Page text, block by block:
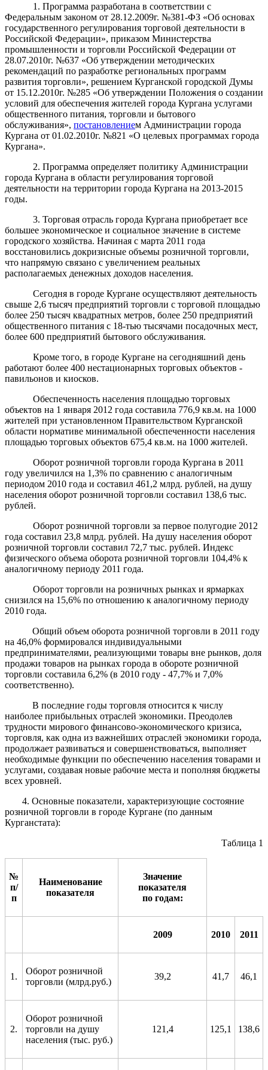
1. Программа разработана в соответствии с
Федеральным законом от 28.12.2009г. №381-ФЗ «Об основах
государственного регулирования торговой деятельности в
Российской Федерации», приказом Министерства
промышленности и торговли Российской Федерации от
28.07.2010г. №637 «Об утверждении методических
рекомендаций по разработке региональных программ
развития торговли», решением Курганской городской Думы
от 15.12.2010г. №285 «Об утверждении Положения о создании
условий для обеспечения жителей города Кургана услугами
общественного питания, торговли и бытового
обслуживания», постановлением Администрации города
Кургана от 01.02.2010г. №821 «О целевых программах города
Кургана».
2.Программаопределяет политику Администрации
города Кургана в области регулирования торговой
деятельности на территории города Кургана на 2013-201 5
годы.
3. Торговая отрасль города Кургана приобретает все
большее экономическое и социальное значение в системе
городского хозяйства. Начиная с марта 2011 года
восстановились докризисные объемы розничной торговли,
что напрямую связано с увеличением реальных
располагаемых денежных доходов населения.
Сегодня в городе Кургане осуществляют деятельность
свыше 2,6 тысяч предприятий торговли с торговой площадью
более 250 тысяч квадратных метров, более 250 предприятий
общественного питания с 18-тью тысячами посадочных мест,
более 600 предприятий бытового обслуживания.
Кроме того, в городе Кургане на сегодняшний день
работают более 400 нестационарных торговых объектов -
павильонов и киосков.
Обеспеченность населения площадью торговых
объектов на 1 января 2012 года составила 776,9 кв.м. на 1000
жителей при установленном Правительством Курганской
области нормативе минимальной обеспеченности населения
площадью торговых объектов 675,4 кв.м. на 1000 жителей.
Оборот розничной торговли города Кургана в 2011
году увеличился на 1,3% по сравнению с аналогичным
периодом 2010 года и составил 461,2 млрд. рублей, на душу
населения оборот розничной торговли составил 138,6 тыс.
рублей.
Оборот розничной торговли за первое полугодие 2012
года составил 23,8 млрд. рублей. На душу населения оборот
розничной торговли составил 72,7 тыс. рублей. Индекс
физического объема оборота розничной торговли 104,4% к
аналогичному периоду 2011 года.
Оборот торговли на розничных рынках и ярмарках
снизился на 15,6% по отношению к аналогичному периоду
2010 года.
Общий объем оборота розничной торговли в 2011 году
на 46,0% формировался индивидуальными
предпринимателями, реализующими товары вне рынков, доля
продажи товаров на рынках города в обороте розничной
торговли составила 6,2% (в 2010 году - 47,7% и 7,0%
соответственно).
В последние годы торговля относится к числу
наиболее прибыльных отраслей экономики. Преодолев
трудности мирового финансово-экономического кризиса,
торговля, как одна из важнейших отраслей экономики города,
продолжает развиваться и совершенствоваться, выполняет
необходимые функции по обеспечению населения товарами и
услугами, создавая новые рабочие места и пополняя бюджеты
всех уровней.
4. Основные показатели, характеризующие состояние
розничной торговли в городе Кургане (по данным
Курганстата):
Таблица 1
№
п/
п
Наименование
показателя
Значение
показателя
по годам:
2009 2010 2011
1.
Оборот розничной
торговли (млрд.руб.)
39,2 41 ,7 46,1
2.
Оборот розничной
торговли на душу
населения (тыс. руб.)
121,4 125,1 138,6